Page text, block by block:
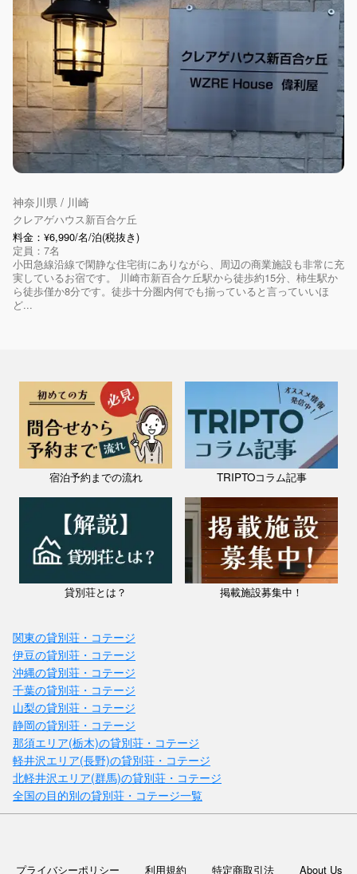
神奈川県 / 川崎
クレアゲハウス新百合ケ丘
料金：¥6,990/名/泊(税抜き)
定員：7名
小田急線沿線で閑静な住宅街にありながら、周辺の商業施設も非常に充
実しているお宿です。 川崎市新百合ケ丘駅から徒歩約15分、柿生駅か
ら徒歩僅か8分です。徒歩十分圏内何でも揃っていると言っていいほ
ど...
宿泊予約までの流れ TRIPTOコラム記事
貸別荘とは？ 掲載施設募集中！
関東の貸別荘・コテージ
伊豆の貸別荘・コテージ
沖縄の貸別荘・コテージ
千葉の貸別荘・コテージ
山梨の貸別荘・コテージ
静岡の貸別荘・コテージ
那須エリア(栃木)の貸別荘・コテージ
軽井沢エリア(長野)の貸別荘・コテージ
北軽井沢エリア(群馬)の貸別荘・コテージ
全国の目的別の貸別荘・コテージ一覧
プライバシーポリシー 利用規約 特定商取引法 About Us